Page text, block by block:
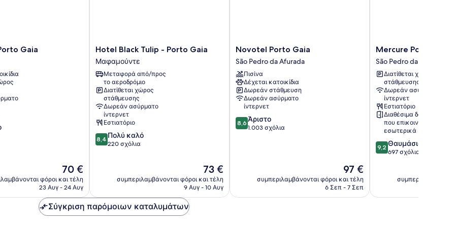
Gaia
Η
τιμή
είναι
70 €
φόροι και τέλη
23 Αυγ - 24 Αυγ
Hotel
Black
Tulip
-
Porto
Gaia
Μαφαμούντε
Hotel Black Tulip - Porto Gaia
Μαφαμούντε
Μεταφορά από/προς
το αεροδρόμιο
Διατίθεται χώρος
στάθμευσης
Δωρεάν ασύρματο
ίντερνετ
Εστιατόριο
8.4
στα
8,4 Πολύ καλό
220 σχόλια
Η
τιμή
είναι
73 €
συμπεριλαμβάνονται φόροι και τέλη
9 Αυγ - 10 Αυγ
Novotel
Porto
Gaia
São
Pedro
da
Afurada
Novotel Porto Gaia
São Pedro da Afurada
Πισίνα
Δέχεται κατοικίδια
Δωρεάν στάθμευση
Δωρεάν ασύρματο
ίντερνετ
8.6
στα
8,6 Άριστο
1.003 σχόλια
Η
τιμή
είναι
97 €
συμπεριλαμβάνονται φόροι και τέλη
6 Σεπ - 7 Σεπ
Mercure
Porto
Gaia
Hotel
São
Pedro
da
Afurada
Mercure Porto Gaia
São Pedro da Afurada
Διατίθεται χώρος
στάθμευσης
Δωρεάν ασύρματο
ίντερνετ
Εστιατόριο
Διαθέσιμα δωμάτια
που επικοινωνούν
εσωτερικά
9.2
στα
9,2 Θαυμάσιο
697 σχόλια
Σύγκριση παρόμοιων καταλυμάτων